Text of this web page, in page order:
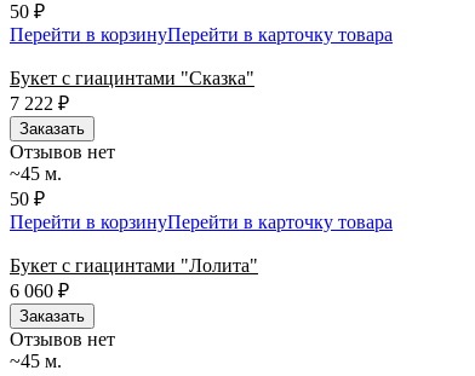
50 ₽
Перейти в корзинуПерейти в карточку товара
Букет с гиацинтами "Сказка"
7 222 ₽
Заказать
Отзывов нет
~45 м.
50 ₽
Перейти в корзинуПерейти в карточку товара
Букет с гиацинтами "Лолита"
6 060 ₽
Заказать
Отзывов нет
~45 м.